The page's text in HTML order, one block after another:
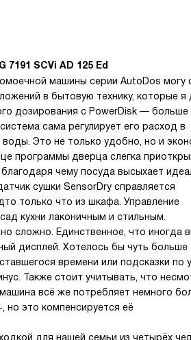
SCVi AD 125 Ed
машины серии AutoDos могу
в бытовую технику, которые я
дозирования с PowerDisk — больше
сама регулирует его расход в
Это не только удобно, но и
программы дверца слегка
чему посуда высыхает
сушки SensorDry справляется
только что из шкафа. Управление
кухни лаконичным и стильным.
сложно. Единственное, что иногда
дисплей. Хотелось бы чуть больше
времени или подсказки по
Также стоит учитывать, что
всё же потребляет немного
но это компенсируется её
для нашей семьи из четырёх